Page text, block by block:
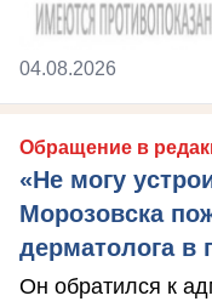
04.08.2026
Обращение в
«Не могу
Морозовска
дерматолога в
Он обратился к